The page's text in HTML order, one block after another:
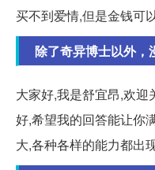
买不到爱情,但是金钱可
除了奇异博士以外，
大家好,我是舒宜昂,欢
好,希望我的回答能让你
大,各种各样的能力都出